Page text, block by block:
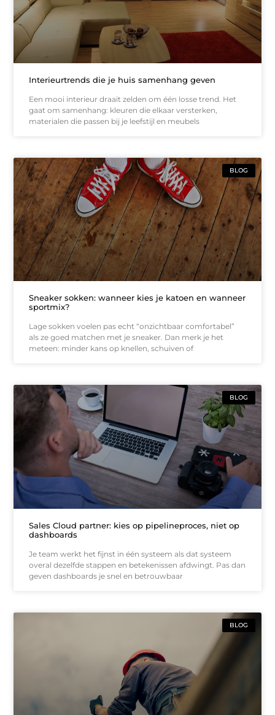
Interieurtrends die je huis samenhang geven
Een mooi interieur draait zelden om één losse trend. Het
gaat om samenhang: kleuren die elkaar versterken,
materialen die passen bij je leefstijl en meubels
BLOG
Sneaker sokken: wanneer kies je katoen en wanneer
sportmix?
Lage sokken voelen pas echt “onzichtbaar comfortabel”
als ze goed matchen met je sneaker. Dan merk je het
meteen: minder kans op knellen, schuiven of
BLOG
Sales Cloud partner: kies op pipelineproces, niet op
dashboards
Je team werkt het fijnst in één systeem als dat systeem
overal dezelfde stappen en betekenissen afdwingt. Pas dan
geven dashboards je snel en betrouwbaar
BLOG